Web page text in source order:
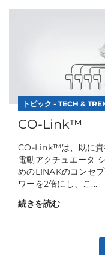
トピック - TECH &
CO-Link™
CO-Link™は、既に貴
電動アクチュエータ
めのLINAKのコンセ
ワーを2倍にし、こ...
続きを読む